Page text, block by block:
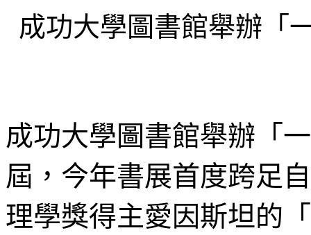
成功大學圖書館舉辦「
成功大學圖書館舉辦「
屆，今年書展首度跨足
理學獎得主愛因斯坦的